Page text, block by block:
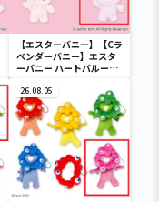
【エスターバニー】【Cラ
ベンダーバニー】エスタ
ーバニー ハートバルーン
26.08.05